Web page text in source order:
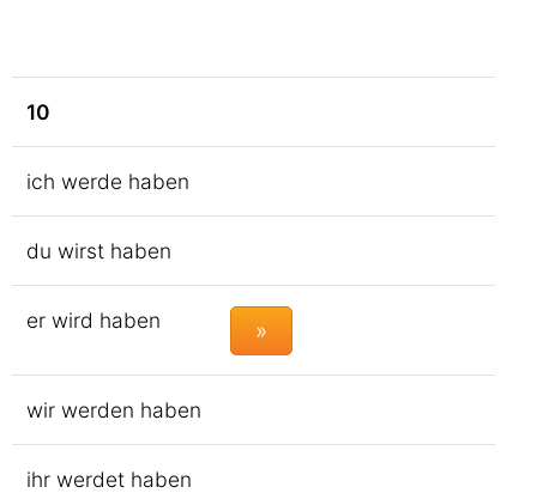
10
ich werde haben
du wirst haben
er wird haben »
wir werden haben
ihr werdet haben